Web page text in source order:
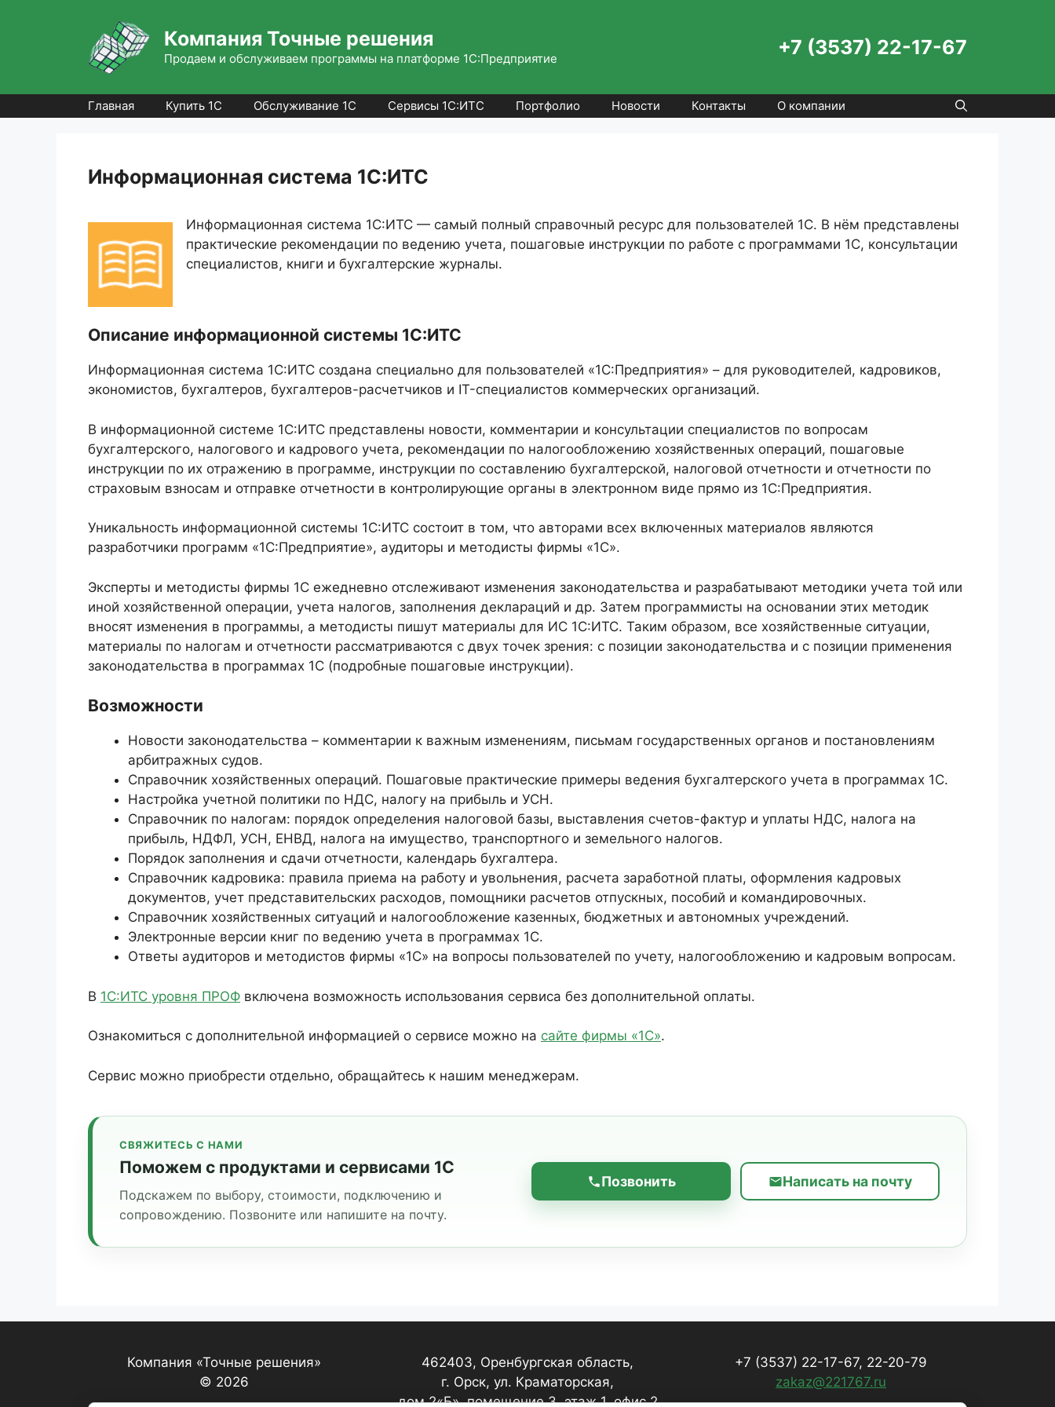
содержимому
Компания Точные решения
Продаем и обслуживаем программы на платформе 1С:Предприятие +7 (3537) 22-17-67
Главная Купить 1С Обслуживание 1С Сервисы 1С:ИТС Портфолио Новости Контакты О компании
Информационная система 1С:ИТС
Информационная система 1С:ИТС — самый полный справочный ресурс для пользователей 1С. В нём представлены
практические рекомендации по ведению учета, пошаговые инструкции по работе с программами 1С, консультации
специалистов, книги и бухгалтерские журналы.
Описание информационной системы 1С:ИТС
Информационная система 1С:ИТС создана специально для пользователей «1С:Предприятия» – для руководителей, кадровиков,
экономистов, бухгалтеров, бухгалтеров-расчетчиков и IT-специалистов коммерческих организаций.
В информационной системе 1С:ИТС представлены новости, комментарии и консультации специалистов по вопросам
бухгалтерского, налогового и кадрового учета, рекомендации по налогообложению хозяйственных операций, пошаговые
инструкции по их отражению в программе, инструкции по составлению бухгалтерской, налоговой отчетности и отчетности по
страховым взносам и отправке отчетности в контролирующие органы в электронном виде прямо из 1С:Предприятия.
Уникальность информационной системы 1С:ИТС состоит в том, что авторами всех включенных материалов являются
разработчики программ «1С:Предприятие», аудиторы и методисты фирмы «1С».
Эксперты и методисты фирмы 1С ежедневно отслеживают изменения законодательства и разрабатывают методики учета той или
иной хозяйственной операции, учета налогов, заполнения деклараций и др. Затем программисты на основании этих методик
вносят изменения в программы, а методисты пишут материалы для ИС 1С:ИТС. Таким образом, все хозяйственные ситуации,
материалы по налогам и отчетности рассматриваются с двух точек зрения: с позиции законодательства и с позиции применения
законодательства в программах 1С (подробные пошаговые инструкции).
Возможности
Новости законодательства – комментарии к важным изменениям, письмам государственных органов и постановлениям
арбитражных судов.
Справочник хозяйственных операций. Пошаговые практические примеры ведения бухгалтерского учета в программах 1С.
Настройка учетной политики по НДС, налогу на прибыль и УСН.
Справочник по налогам: порядок определения налоговой базы, выставления счетов-фактур и уплаты НДС, налога на
прибыль, НДФЛ, УСН, ЕНВД, налога на имущество, транспортного и земельного налогов.
Порядок заполнения и сдачи отчетности, календарь бухгалтера.
Справочник кадровика: правила приема на работу и увольнения, расчета заработной платы, оформления кадровых
документов, учет представительских расходов, помощники расчетов отпускных, пособий и командировочных.
Справочник хозяйственных ситуаций и налогообложение казенных, бюджетных и автономных учреждений.
Электронные версии книг по ведению учета в программах 1С.
Ответы аудиторов и методистов фирмы «1С» на вопросы пользователей по учету, налогообложению и кадровым вопросам.
В 1С:ИТС уровня ПРОФ включена возможность использования сервиса без дополнительной оплаты.
Ознакомиться с дополнительной информацией о сервисе можно на сайте фирмы «1С».
Сервис можно приобрести отдельно, обращайтесь к нашим менеджерам.
СВЯЖИТЕСЬ С НАМИ
Поможем с продуктами и сервисами 1С
Подскажем по выбору, стоимости, подключению и
сопровождению. Позвоните или напишите на почту.
Позвонить Написать на почту
Компания «Точные решения»
© 2026
462403, Оренбургская область,
г. Орск, ул. Краматорская,
дом 2«Б», помещение 3, этаж 1, офис 2
+7 (3537) 22-17-67, 22-20-79
zakaz@221767.ru